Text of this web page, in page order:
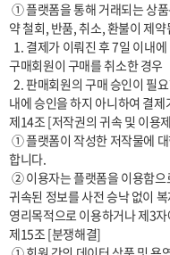
약 철회, 반품, 취소, 환불이 제
구매회원이 구매를 취소한 경우
  2. 판매회원의 구매 승인이 필요한 데이터 상품에 대하여 판매회원이 7일 이
내에 승인을 하지 아니하여 결
제14조 [저작권의 귀속 및 이용
합니다.
귀속된 정보를 사전 승낙 없이
영리목적으로 이용하거나 제3
제15조 [분쟁해결]